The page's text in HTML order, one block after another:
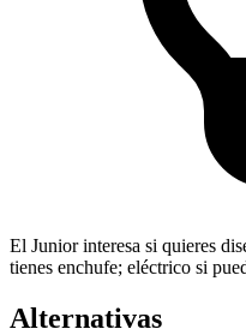
El Junior interesa si quieres
tienes enchufe; eléctrico si
Alternativas